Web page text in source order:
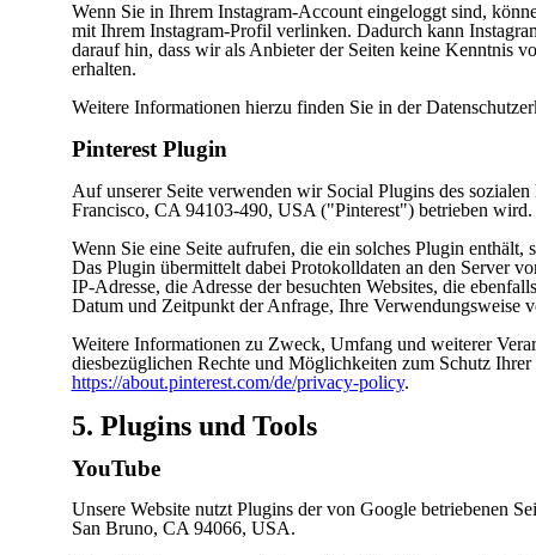
Wenn Sie in Ihrem Instagram-Account eingeloggt sind,
mit Ihrem Instagram-Profil verlinken. Dadurch kann
darauf hin, dass wir als Anbieter der Seiten keine Kenntnis
erhalten.
Weitere Informationen hierzu finden Sie in der
Pinterest Plugin
Auf unserer Seite verwenden wir Social Plugins des
Francisco, CA 94103-490, USA ("Pinterest") betrieben wird.
Wenn Sie eine Seite aufrufen, die ein solches Plugin
Das Plugin übermittelt dabei Protokolldaten an den Server
IP-Adresse, die Adresse der besuchten Websites, die
Datum und Zeitpunkt der Anfrage, Ihre Verwendungsweise
Weitere Informationen zu Zweck, Umfang und weiterer
diesbezüglichen Rechte und Möglichkeiten zum Schutz
https://about.pinterest.com/de/privacy-policy.
5. Plugins und Tools
YouTube
Unsere Website nutzt Plugins der von Google betriebenen
San Bruno, CA 94066, USA.